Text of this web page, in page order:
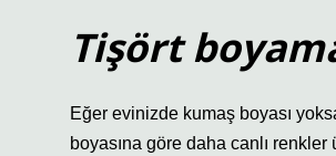
Tişört
Eğer evinizde kumaş boyası
boyasına göre daha canlı renkler